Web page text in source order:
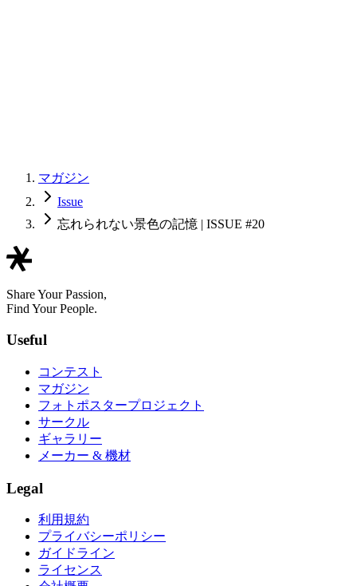
マガジン
Issue
忘れられない景色の記憶 | ISSUE #20
Share Your Passion,
Find Your People.
Useful
コンテスト
マガジン
フォトポスタープロジェクト
サークル
ギャラリー
メーカー & 機材
Legal
利用規約
プライバシーポリシー
ガイドライン
ライセンス